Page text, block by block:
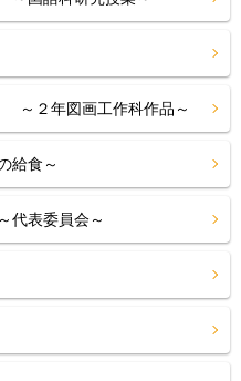
年図画工作科作品～
食～
表委員会～